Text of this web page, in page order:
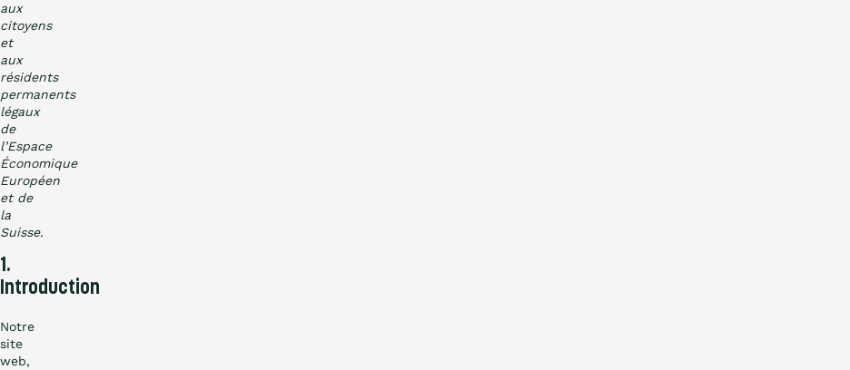
aux
citoyens
et
aux
résidents
permanents
légaux
de
l’Espace
Économique
Européen
et de
la
Suisse.
1.
Introduction
Notre
site
web,